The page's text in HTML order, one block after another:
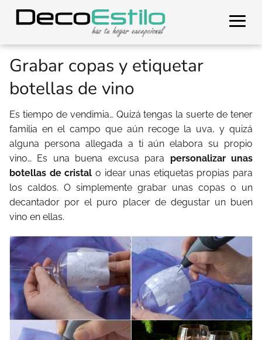
Grabar copas y etiquetar
botellas de vino
Es tiempo de vendimia… Quizá tengas la suerte de tener
familia en el campo que aún recoge la uva, y quizá
alguna persona allegada a ti aún elabora su propio
vino… Es una buena excusa para personalizar unas
botellas de cristal o idear unas etiquetas propias para
los caldos. O simplemente grabar unas copas o un
decantador por el puro placer de degustar un buen
vino en ellas.